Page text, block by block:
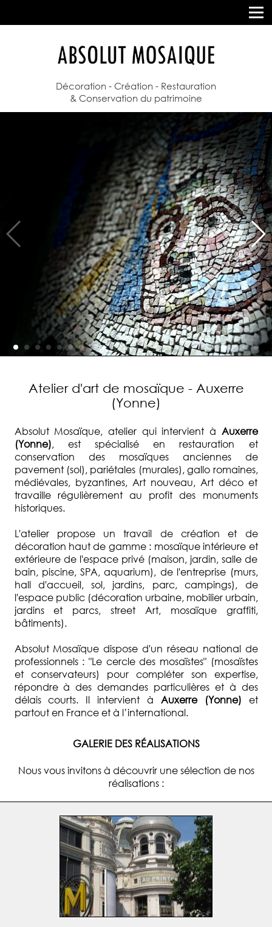
Décoration - Création - Restauration
& Conservation du patrimoine
Atelier d'art de mosaïque - Auxerre
(Yonne)
Absolut Mosaïque, atelier qui intervient à Auxerre
(Yonne), est spécialisé en restauration et
conservation des mosaïques anciennes de
pavement (sol), pariétales (murales), gallo romaines,
médiévales, byzantines, Art nouveau, Art déco et
travaille régulièrement au profit des monuments
historiques.
L'atelier propose un travail de création et de
décoration haut de gamme : mosaïque intérieure et
extérieure de l'espace privé (maison, jardin, salle de
bain, piscine, SPA, aquarium), de l'entreprise (murs,
hall d'accueil, sol, jardins, parc, campings), de
l'espace public (décoration urbaine, mobilier urbain,
jardins et parcs, street Art, mosaïque graffiti,
bâtiments).
Absolut Mosaïque dispose d'un réseau national de
professionnels : "Le cercle des mosaïstes" (mosaïstes
et conservateurs) pour compléter son expertise,
répondre à des demandes particulières et à des
délais courts. Il intervient à Auxerre (Yonne) et
partout en France et à l’international.
GALERIE DES RÉALISATIONS
Nous vous invitons à découvrir une sélection de nos
réalisations :